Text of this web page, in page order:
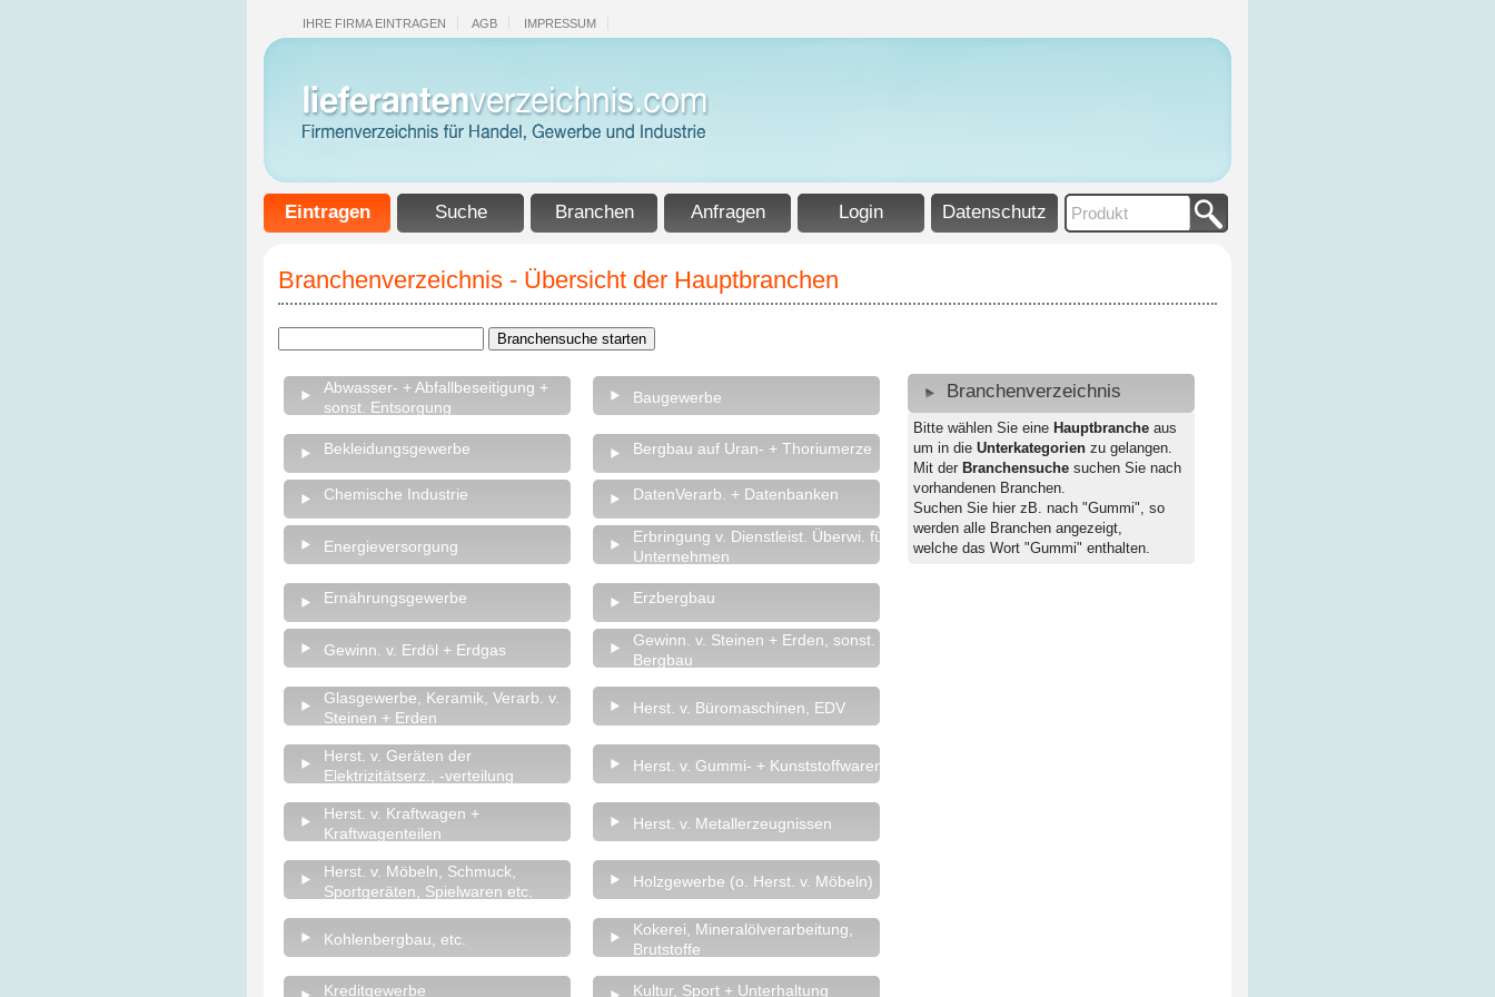
IHRE FIRMA EINTRAGEN AGB IMPRESSUM
Eintragen Suche Branchen Anfragen Login Datenschutz
Branchenverzeichnis - Übersicht der Hauptbranchen
Abwasser- + Abfallbeseitigung +
sonst. Entsorgung
Baugewerbe
Bekleidungsgewerbe Bergbau auf Uran- + Thoriumerze
Chemische Industrie DatenVerarb. + Datenbanken
Energieversorgung
Erbringung v. Dienstleist. Überwi. für
Unternehmen
Ernährungsgewerbe Erzbergbau
Gewinn. v. Erdöl + Erdgas
Gewinn. v. Steinen + Erden, sonst.
Bergbau
Glasgewerbe, Keramik, Verarb. v.
Steinen + Erden
Herst. v. Büromaschinen, EDV
Herst. v. Geräten der
Elektrizitätserz., -verteilung
Herst. v. Gummi- + Kunststoffwaren
Herst. v. Kraftwagen +
Kraftwagenteilen
Herst. v. Metallerzeugnissen
Herst. v. Möbeln, Schmuck,
Sportgeräten, Spielwaren etc.
Holzgewerbe (o. Herst. v. Möbeln)
Kohlenbergbau, etc.
Kokerei, Mineralölverarbeitung,
Brutstoffe
Kreditgewerbe Kultur, Sport + Unterhaltung
Branchenverzeichnis
Bitte wählen Sie eine Hauptbranche aus
um in die Unterkategorien zu gelangen.
Mit der Branchensuche suchen Sie nach
vorhandenen Branchen.
Suchen Sie hier zB. nach "Gummi", so
werden alle Branchen angezeigt,
welche das Wort "Gummi" enthalten.